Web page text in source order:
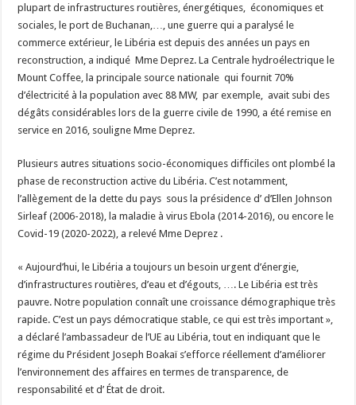
plupart de infrastructures routières, énergétiques, économiques et
sociales, le port de Buchanan,…, une guerre qui a paralysé le
commerce extérieur, le Libéria est depuis des années un pays en
reconstruction, a indiqué Mme Deprez. La Centrale hydroélectrique le
Mount Coffee, la principale source nationale qui fournit 70%
d’électricité à la population avec 88 MW, par exemple, avait subi des
dégâts considérables lors de la guerre civile de 1990, a été remise en
service en 2016, souligne Mme Deprez.
Plusieurs autres situations socio-économiques difficiles ont plombé la
phase de reconstruction active du Libéria. C’est notamment,
l’allègement de la dette du pays sous la présidence d’ d’Ellen Johnson
Sirleaf (2006-2018), la maladie à virus Ebola (2014-2016), ou encore le
Covid-19 (2020-2022), a relevé Mme Deprez .
« Aujourd’hui, le Libéria a toujours un besoin urgent d’énergie,
d’infrastructures routières, d’eau et d’égouts, …. Le Libéria est très
pauvre. Notre population connaît une croissance démographique très
rapide. C’est un pays démocratique stable, ce qui est très important »,
a déclaré l’ambassadeur de l’UE au Libéria, tout en indiquant que le
régime du Président Joseph Boakaï s’efforce réellement d’améliorer
l’environnement des affaires en termes de transparence, de
responsabilité et d’ État de droit.